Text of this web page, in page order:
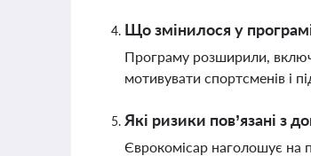
Що змінилося у
Програму розширили,
мотивувати спортсменів і
Які ризики пов’язані з
Єврокомісар наголошує на